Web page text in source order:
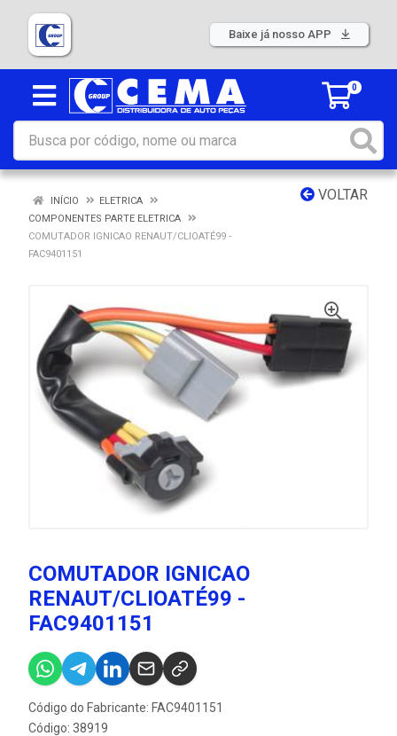
Baixe já nosso APP
0
VOLTAR
INÍCIO
ELETRICA
COMPONENTES PARTE ELETRICA
COMUTADOR IGNICAO RENAUT/CLIOATÉ99 -
FAC9401151
COMUTADOR IGNICAO
RENAUT/CLIOATÉ99 -
FAC9401151
Código do Fabricante: FAC9401151
Código: 38919